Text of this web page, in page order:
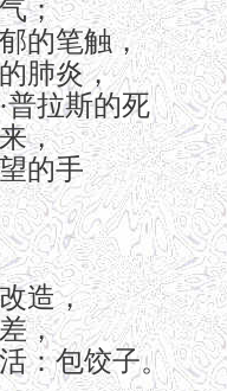
；
的笔触，
肺炎，
普拉斯的死
，
的手
造，
，
：包饺子。